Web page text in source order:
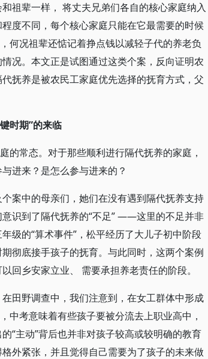
祖辈一样， 将丈夫兄弟们各自的核心家庭纳入
度不同，每个核心家庭只能在它最需要的时候
何况祖辈还惦记着挣点钱以减轻子代的养老负
况。本文正是试图通过这类个案，反向证明农
抚养是被农民工家庭优先选择的抚育方式，父
时期”的来临
的常态。对于那些顺利进行隔代抚养的家庭，
进来？是怎么参与进来的？
案中的母亲们，她们在没有遇到隔代抚养支持
识到了隔代抚养的“不足” ——这里的不足并非
级的“算术事件”，松平经历了大儿子初中阶段
彻底接手孩子的抚育。与此同时，这两个案例
回乡安家立业、 需要承担养老责任的阶段。
田野调查中，我们注意到，在女工群体中形成
中考意味着有些孩子要被分流去上职业高中，
“主动”背后也并非对孩子较高或较明确的教育
外紧张，并且觉得自己需要为了孩子的未来做